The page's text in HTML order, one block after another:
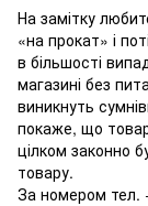
На замітку
«на прокат» і
в більшості
магазині без
виникнуть
покаже, що
цілком законно
товару.
За номером тел.